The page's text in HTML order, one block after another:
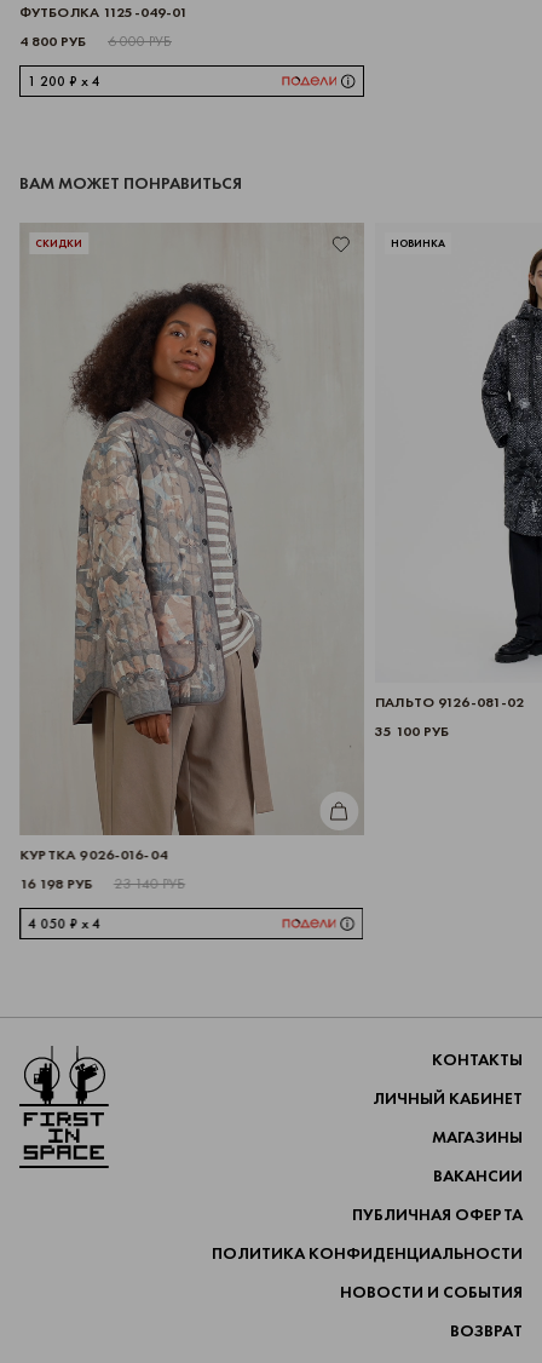
ФУТБОЛКА 1125-049-01
4 800 РУБ
6 000 РУБ
1 200 ₽ x 4
ВАМ МОЖЕТ ПОНРАВИТЬСЯ
КУПИТЬ
СКИДКИ
КУРТКА 9026-016-04
16 198 РУБ
23 140 РУБ
4 050 ₽ x 4
НОВИНКА
ПАЛЬТО 9126-081-02
35 100 РУБ
Перейти на главную
КОНТАКТЫ
ЛИЧНЫЙ КАБИНЕТ
МАГАЗИНЫ
ВАКАНСИИ
ПУБЛИЧНАЯ ОФЕРТА
ПОЛИТИКА КОНФИДЕНЦИАЛЬНОСТИ
НОВОСТИ И СОБЫТИЯ
ВОЗВРАТ